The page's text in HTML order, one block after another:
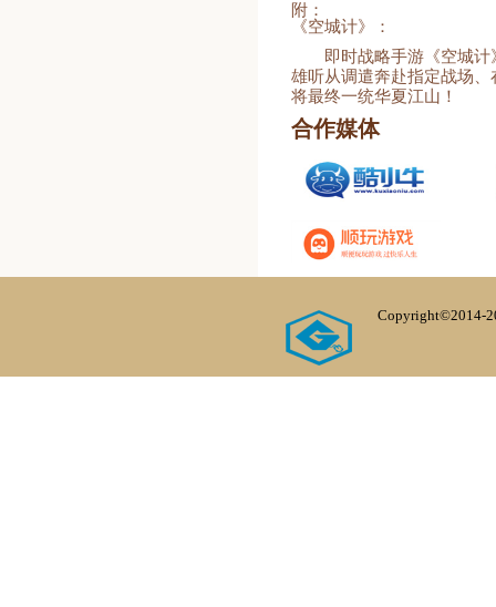
附：
《空城计》：
即时战略手游《空城
雄听从调遣奔赴指定战场
将最终一统华夏江山！
合作媒体
Copyright©2014-